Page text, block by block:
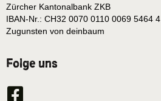
Zürcher Kantonalbank ZKB
IBAN-Nr.: CH32 0070 0110 0069 5464 4
Zugunsten von deinbaum
Folge uns